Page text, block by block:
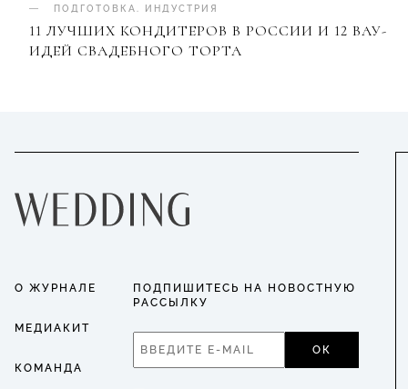
ПОДГОТОВКА ИНДУСТРИЯ
11 ЛУЧШИХ КОНДИТЕРОВ В РОССИИ И 12 ВАУ-
ИДЕЙ СВАДЕБНОГО ТОРТА
О ЖУРНАЛЕ
МЕДИАКИТ
КОМАНДА
ПОДПИШИТЕСЬ НА НОВОСТНУЮ
РАССЫЛКУ
ОК